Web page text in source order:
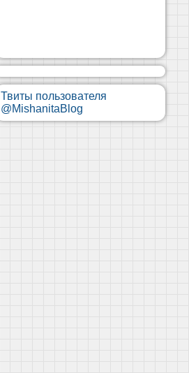
Твиты пользователя
@MishanitaBlog